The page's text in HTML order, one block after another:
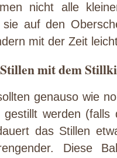
nicht alle
auf den
mit der Zeit
mit dem
genauso wie
werden (falls
das Stillen
Diese